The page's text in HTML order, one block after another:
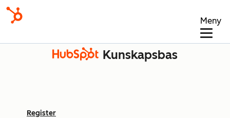
Meny
Kunskapsbas
Register